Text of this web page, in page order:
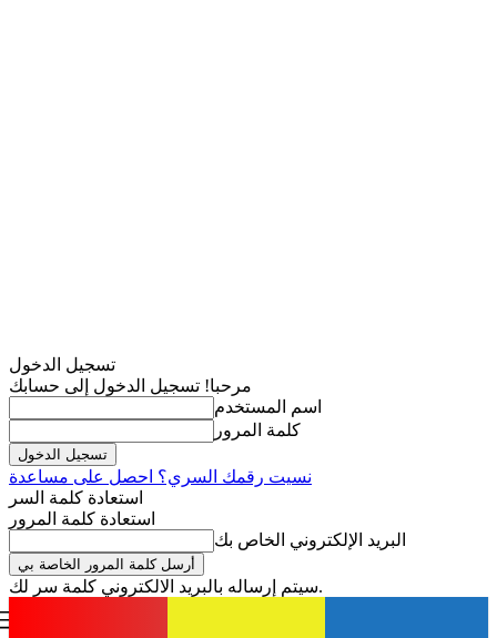
تسجيل الدخول
مرحبا! تسجيل الدخول إلى حسابك
اسم المستخدم
كلمة المرور
نسيت رقمك السري؟ احصل على مساعدة
استعادة كلمة السر
استعادة كلمة المرور
البريد الإلكتروني الخاص بك
سيتم إرساله بالبريد الالكتروني كلمة سر لك.